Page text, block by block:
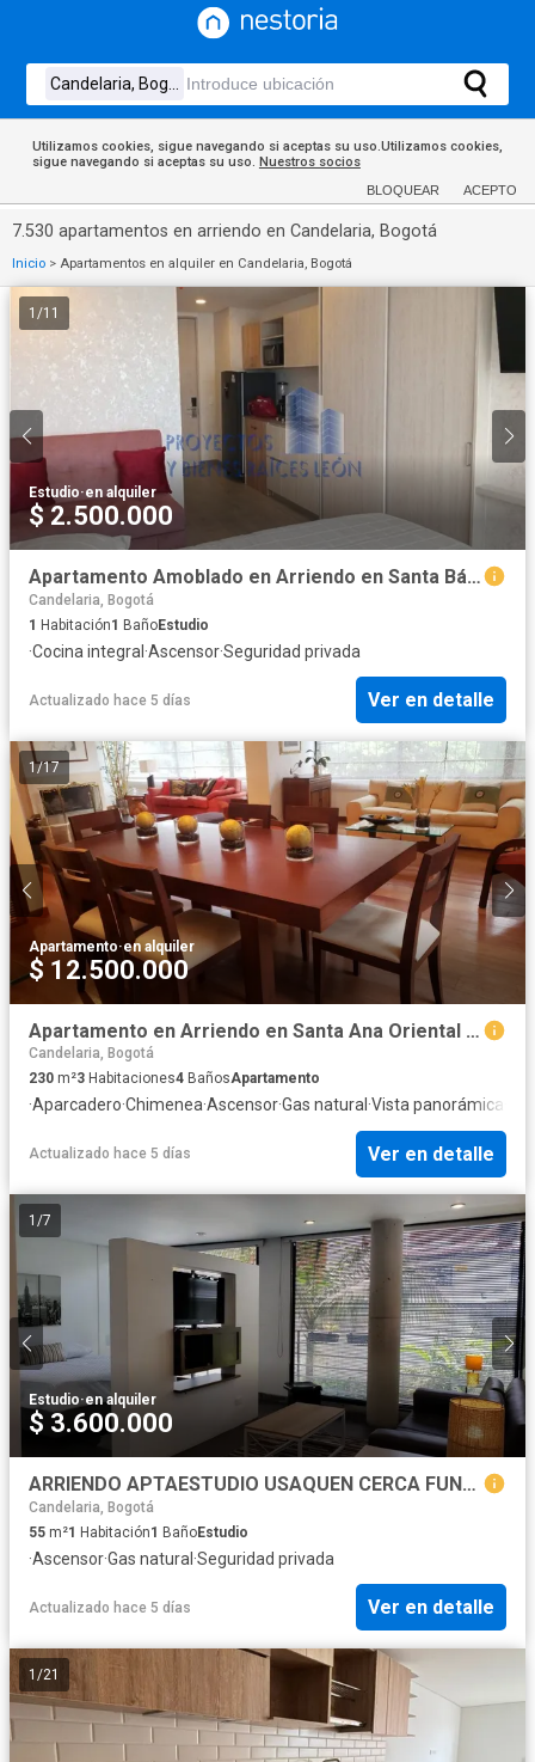
Utilizamos cookies, sigue navegando si aceptas su uso.Utilizamos cookies,
sigue navegando si aceptas su uso. Nuestros socios
BLOQUEAR ACEPTO
7.530 apartamentos en arriendo en Candelaria, Bogotá
Inicio > Apartamentos en alquiler en Candelaria, Bogotá
1 /11
Estudio·en alquiler
$ 2.500.000
Apartamento Amoblado en Arriendo en Santa Bárbara, Bogotá CZ9202
Candelaria, Bogotá
1 Habitación1 BañoEstudio
·Cocina integral ·Ascensor·Seguridad privada
Actualizado hace 5 días Ver en detalle
1/17
Apartamento·en alquiler
$ 12.500.000
Apartamento en Arriendo en Santa Ana Oriental AMOBLADO
Candelaria, Bogotá
230 m²3 Habitaciones4 BañosApartamento
·Aparcadero·Chimenea·Ascensor·Gas natural ·Vista panorámica
Actualizado hace 5 días Ver en detalle
1 /7
Estudio·en alquiler
$ 3.600.000
ARRIENDO APTAESTUDIO USAQUEN CERCA FUNDACIÓN SANTA FE/ HACIENDA
Candelaria, Bogotá
55 m²1 Habitación1 BañoEstudio
·Ascensor·Gas natural ·Seguridad privada
Actualizado hace 5 días Ver en detalle
1 /21